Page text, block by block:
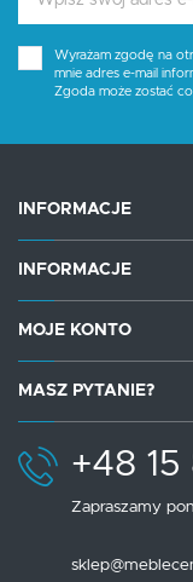
Wyrażam zgodę na
mnie adres e-mail
Zgoda może zostać
INFORMACJE
INFORMACJE
MOJE KONTO
MASZ PYTANIE?
+48
Zapraszamy